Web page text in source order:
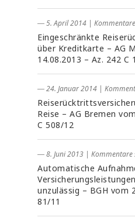
― 5. April 2014 |
Eingeschränkte
über Kreditkarte – AG
14.08.2013 – Az. 242 C
― 24. Januar 2014 |
Reise – AG Bremen
C 508/12
― 8. Juni 2013 | Kommentare
Automatische
unzulässig – BGH vom
81/11